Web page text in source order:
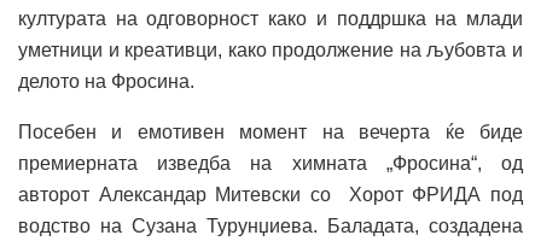
културата на одговорност како и поддршка на млади
уметници и креативци, како продолжение на љубовта и
делото на Фросина.
Посебен и емотивен момент на вечерта ќе биде
премиерната изведба на химната „Фросина“, од
авторот Александар Митевски со Хорот ФРИДА под
водство на Сузана Турунџиева. Баладата, создадена